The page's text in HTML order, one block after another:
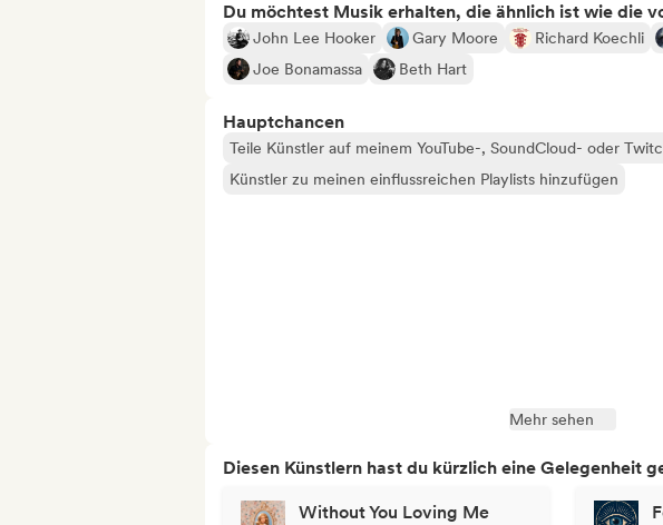
Du möchtest Musik erhalten, die ähnlich ist wie die
John Lee Hooker Gary Moore Richard Koechli
Joe Bonamassa
Beth Hart
Hauptchancen
Teile Künstler auf meinem YouTube-, SoundCloud- oder
Künstler zu meinen einflussreichen Playlists hinzufügen
Mehr sehen
Diesen Künstlern hast du kürzlich eine Gelegenheit
Without You Loving Me